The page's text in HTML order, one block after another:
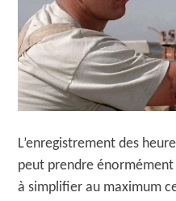
L’enregistrement des
peut prendre
à simplifier au maximum